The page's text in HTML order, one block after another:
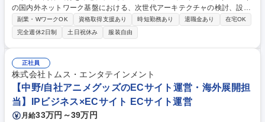
の国内外ネットワーク基盤における、次世代アーキテクチャの検討、設
計・開発・構築、効率化・自動化を推進します。 具体的には下記のような
業務を想定しています。 ・MUFGグループ向け国内外ネットワーク基盤に
関する企画・設計・開発・構築業務。 ・次世代ネットワークアーキテクチ
ャの検討、自動化・効率化を通じた基盤高度化の推進。 ・プロジェクトマ
ネージャーとしての案件推進、関係各所・ベンダー調整、現行環境の改善
および必要に応じた内製対応。 募集職種 ＜金融×IT＞ネットワークエンジ
ニア
副業・WワークOK 資格取得支援あり 時短勤務あり 退職金あり
在宅OK
完全週休2日制
土日祝休み 服装自由
正社員
株式会社トムス・エンタテインメント
【中野/自社アニメグッズのECサイト運営・海外展開担
当】IPビジネス×ECサイト ECサイト運営
月給33万円～39万円